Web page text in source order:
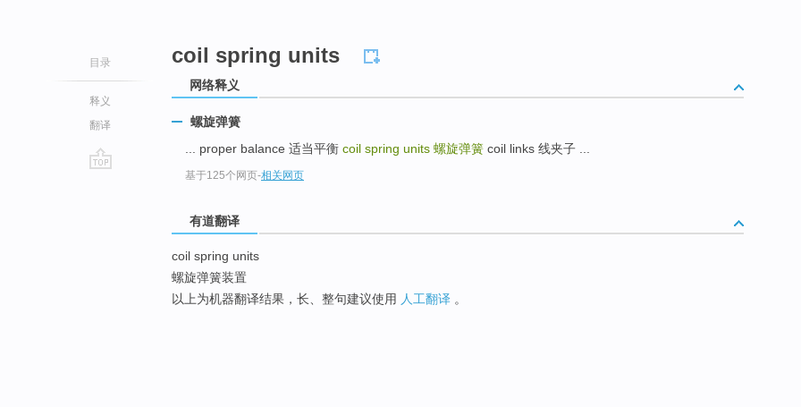
目录
释义
翻译
coil spring units
网络释义
螺旋弹簧
... proper balance 适当平衡 coil spring units 螺旋弹簧 coil links 线夹子 ...
基于125个网页-相关网页
有道翻译
coil spring units
螺旋弹簧装置
以上为机器翻译结果，长、整句建议使用 人工翻译 。